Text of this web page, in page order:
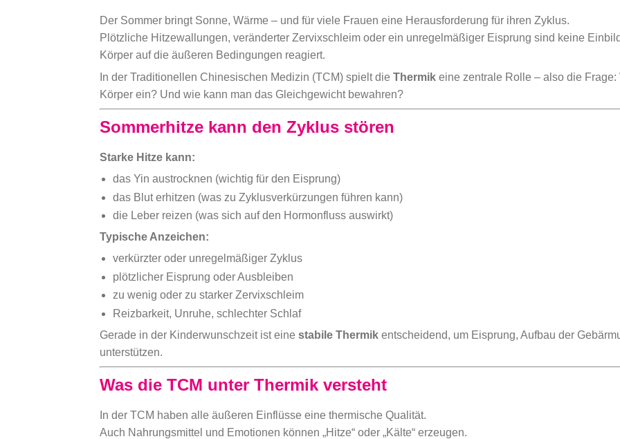
Der Sommer bringt Sonne, Wärme – und für viele Frauen eine Herausforderung für ihren Zyklus.
Plötzliche Hitzewallungen, veränderter Zervixschleim oder ein unregelmäßiger Eisprung sind keine
Körper auf die äußeren Bedingungen reagiert.
In der Traditionellen Chinesischen Medizin (TCM) spielt die Thermik eine zentrale Rolle – also die
Körper ein? Und wie kann man das Gleichgewicht bewahren?
Sommerhitze kann den Zyklus stören
Starke Hitze kann:
das Yin austrocknen (wichtig für den Eisprung)
das Blut erhitzen (was zu Zyklusverkürzungen führen kann)
die Leber reizen (was sich auf den Hormonfluss auswirkt)
Typische Anzeichen:
verkürzter oder unregelmäßiger Zyklus
plötzlicher Eisprung oder Ausbleiben
zu wenig oder zu starker Zervixschleim
Reizbarkeit, Unruhe, schlechter Schlaf
Gerade in der Kinderwunschzeit ist eine stabile Thermik entscheidend, um Eisprung, Aufbau der
unterstützen.
Was die TCM unter Thermik versteht
In der TCM haben alle äußeren Einflüsse eine thermische Qualität.
Auch Nahrungsmittel und Emotionen können „Hitze“ oder „Kälte“ erzeugen.